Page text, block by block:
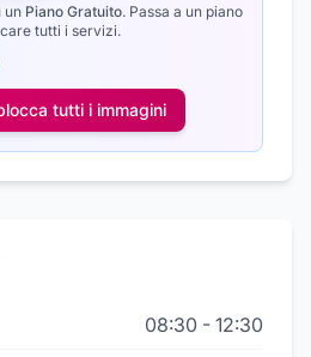
un Piano Gratuito. Passa a un piano
tutti i servizi.
tutti i immagini
08:30 - 12:30